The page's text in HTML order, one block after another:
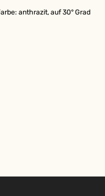
anthrazit, auf 30° Grad